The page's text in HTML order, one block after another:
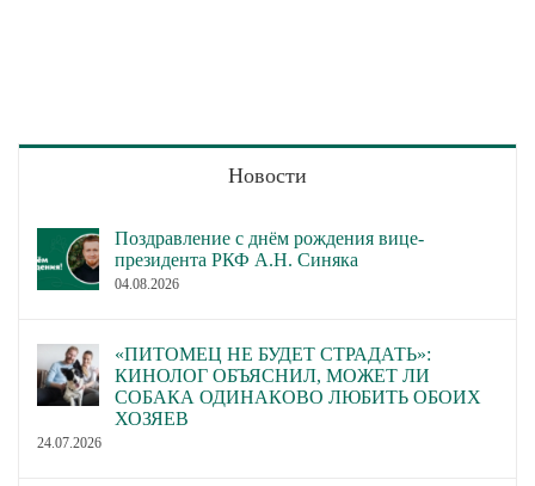
Новости
Поздравление с днём рождения вице-
президента РКФ А.Н. Синяка
04.08.2026
«ПИТОМЕЦ НЕ БУДЕТ СТРАДАТЬ»:
КИНОЛОГ ОБЪЯСНИЛ, МОЖЕТ ЛИ
СОБАКА ОДИНАКОВО ЛЮБИТЬ ОБОИХ
ХОЗЯЕВ
24.07.2026